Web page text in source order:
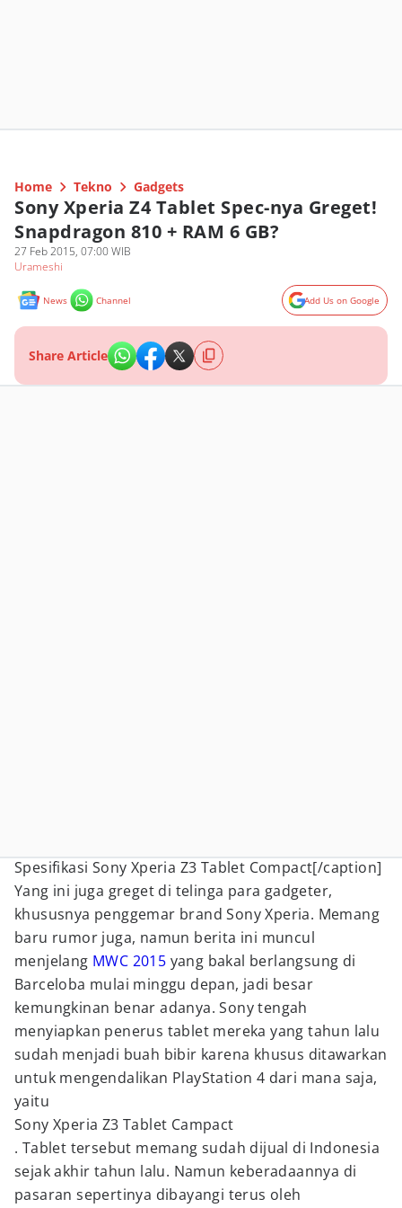
Home Tekno Gadgets
Sony Xperia Z4 Tablet Spec-nya Greget!
Snapdragon 810 + RAM 6 GB?
27 Feb 2015, 07:00 WIB
Urameshi
News Channel Add Us on Google
Share Article
Spesifikasi Sony Xperia Z3 Tablet Compact[/caption]
Yang ini juga greget di telinga para gadgeter,
khususnya penggemar brand Sony Xperia. Memang
baru rumor juga, namun berita ini muncul
menjelang MWC 2015 yang bakal berlangsung di
Barceloba mulai minggu depan, jadi besar
kemungkinan benar adanya. Sony tengah
menyiapkan penerus tablet mereka yang tahun lalu
sudah menjadi buah bibir karena khusus ditawarkan
untuk mengendalikan PlayStation 4 dari mana saja,
yaitu
Sony Xperia Z3 Tablet Campact
. Tablet tersebut memang sudah dijual di Indonesia
sejak akhir tahun lalu. Namun keberadaannya di
pasaran sepertinya dibayangi terus oleh